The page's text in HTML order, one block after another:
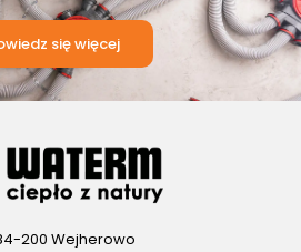
się więcej
200 Wejherowo